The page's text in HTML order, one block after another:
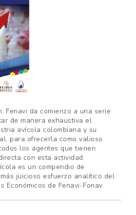
Fenavi da comienzo a una serie
de manera exhaustiva el
avícola colombiana y su
para ofrecerla como valioso
los agentes que tienen
con esta actividad
es un compendio de
juicioso esfuerzo analítico del
Económicos de Fenavi-Fonav.